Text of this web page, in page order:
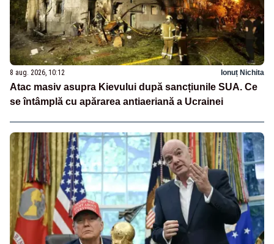
8 aug. 2026, 10:12 Ionuț Nichita
Atac masiv asupra Kievului după sancțiunile SUA. Ce
se întâmplă cu apărarea antiaeriană a Ucrainei